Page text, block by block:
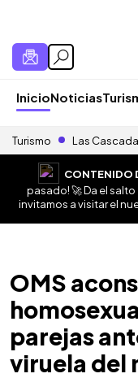
InicioNoticias
Turismo Las
CONTENIDO
pasado! 🚀 Da el
invitamos a visitar el
OMS
parejas
viruela del